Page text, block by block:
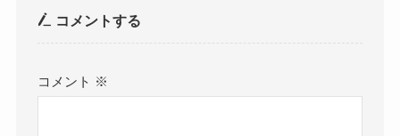
コメントする
コメント ※